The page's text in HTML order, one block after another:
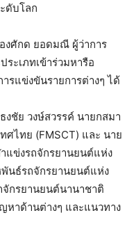
ดับโลก
งศักด ยอดมณี ผู้ว่าการ
ะเภทเข้าร่วมหารือ
รแข่งขันรายการต่างๆ ได้
ชัย วงษ์สวรรค์ นายกสมา
ศไทย (FMSCT) และ นาย
แข่งรถจักรยานยนต์แห่ง
นธ์รถจักรยานยนต์แห่ง
จักรยานยนต์นานาชาติ
หาด้านต่างๆ และแนวทาง